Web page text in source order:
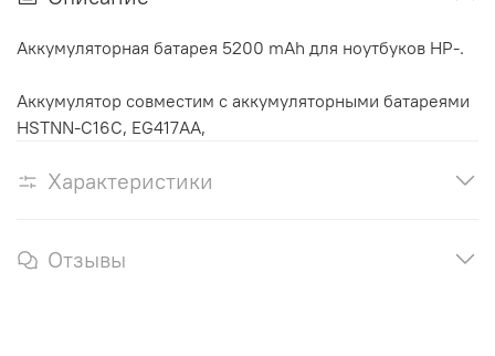
Аккумуляторная батарея 5200 mAh для ноутбуков HP-.
Аккумулятор cовместим с аккумуляторными батареями
HSTNN-C16C, EG417AA,
Характеристики
Отзывы